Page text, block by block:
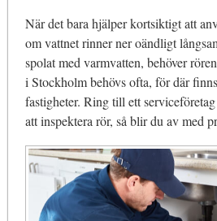
När det bara hjälper kortsiktigt att
om vattnet rinner ner oändligt
spolat med varmvatten, behöver
i Stockholm behövs ofta, för där
fastigheter. Ring till ett
att inspektera rör, så blir du av med